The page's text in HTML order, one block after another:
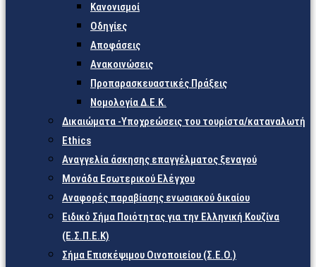
Κανονισμοί
Οδηγίες
Αποφάσεις
Ανακοινώσεις
Προπαρασκευαστικές Πράξεις
Νομολογία Δ.Ε.Κ.
Δικαιώματα -Υποχρεώσεις του τουρίστα/καταναλωτή
Ethics
Αναγγελία άσκησης επαγγέλματος ξεναγού
Μονάδα Εσωτερικού Ελέγχου
Αναφορές παραβίασης ενωσιακού δικαίου
Ειδικό Σήμα Ποιότητας για την Ελληνική Κουζίνα
(Ε.Σ.Π.Ε.Κ)
Σήμα Επισκέψιμου Οινοποιείου (Σ.Ε.Ο.)